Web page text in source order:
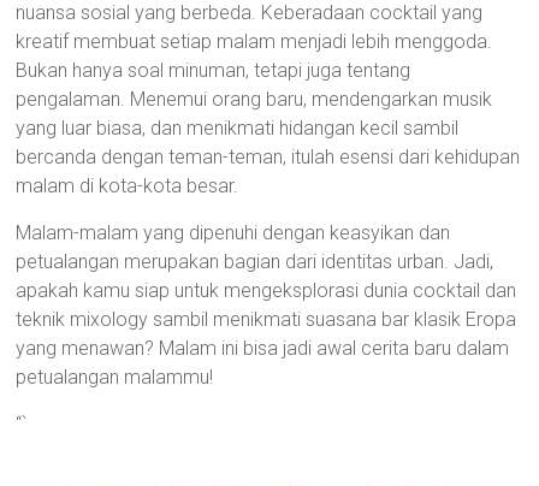
nuansa sosial yang berbeda. Keberadaan cocktail yang
kreatif membuat setiap malam menjadi lebih menggoda.
Bukan hanya soal minuman, tetapi juga tentang
pengalaman. Menemui orang baru, mendengarkan musik
yang luar biasa, dan menikmati hidangan kecil sambil
bercanda dengan teman-teman, itulah esensi dari kehidupan
malam di kota-kota besar.
Malam-malam yang dipenuhi dengan keasyikan dan
petualangan merupakan bagian dari identitas urban. Jadi,
apakah kamu siap untuk mengeksplorasi dunia cocktail dan
teknik mixology sambil menikmati suasana bar klasik Eropa
yang menawan? Malam ini bisa jadi awal cerita baru dalam
petualangan malammu!
“`